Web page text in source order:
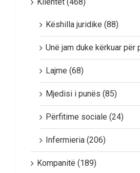
Klientët (468)
Këshilla juridike (88)
Unë jam duke kërkuar për
Lajme (68)
Mjedisi i punës (85)
Përfitime sociale (24)
Infermieria (206)
Kompanitë (189)